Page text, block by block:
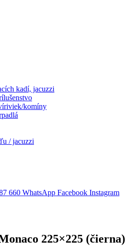
kadí, jacuzzi
komíny
/ jacuzzi
660 WhatsApp Facebook Instagram
225×225 (čierna)